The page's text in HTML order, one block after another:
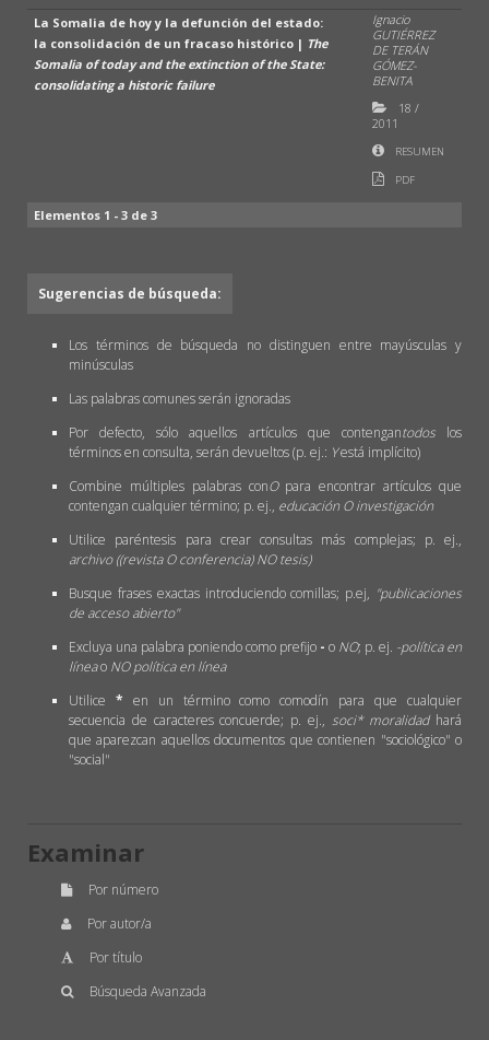
La Somalia de hoy y la defunción del estado:
la consolidación de un fracaso histórico | The
Somalia of today and the extinction of the State:
consolidating a historic failure
Ignacio
GUTIÉRREZ
DE TERÁN
GÓMEZ-
BENITA
18 /
2011
RESUMEN
PDF
Elementos 1 - 3 de 3
Sugerencias de búsqueda:
Los términos de búsqueda no distinguen entre mayúsculas y
minúsculas
Las palabras comunes serán ignoradas
Por defecto, sólo aquellos artículos que contengantodoslos
términos en consulta, serán devueltos (p. ej.: Yestá implícito)
Combine múltiples palabras conOpara encontrar artículos que
contengan cualquier término; p. ej., educación O investigación
Utilice paréntesis para crear consultas más complejas; p. ej.,
archivo ((revista O conferencia) NO tesis)
Busque frases exactas introduciendo comillas; p.ej, "publicaciones
de acceso abierto"
Excluya una palabra poniendo como prefijo - o NO; p. ej. -política en
líneao NO política en línea
Utilice * en un término como comodín para que cualquier
secuencia de caracteres concuerde; p. ej., soci* moralidadhará
que aparezcan aquellos documentos que contienen "sociológico" o
"social"
Examinar
Por número
Por autor/a
Por título
Búsqueda Avanzada